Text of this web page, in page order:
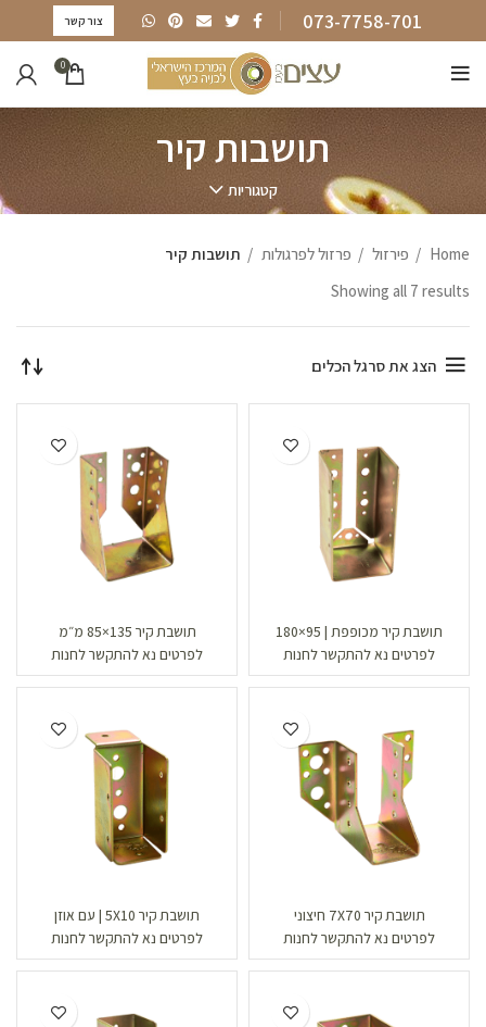
073-7758-701 צור קשר
0
תושבות קיר
קטגוריות
Home פירזול פרזול לפרגולות
תושבות קיר
Showing all 7 results
הצג את סרגל הכלים
תושבת קיר מכופפת | 95×180
לפרטים נא להתקשר לחנות
תושבת קיר 135×85 מ״מ
לפרטים נא להתקשר לחנות
תושבת קיר 7X70 חיצוני
לפרטים נא להתקשר לחנות
תושבת קיר 5X10 | עם אוזן
לפרטים נא להתקשר לחנות